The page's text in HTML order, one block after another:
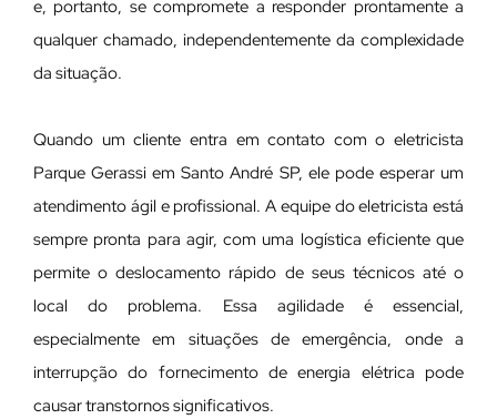
e, portanto, se compromete a responder prontamente a
qualquer chamado, independentemente da complexidade
da situação.
Quando um cliente entra em contato com o eletricista
Parque Gerassi em Santo André SP, ele pode esperar um
atendimento ágil e profissional. A equipe do eletricista está
sempre pronta para agir, com uma logística eficiente que
permite o deslocamento rápido de seus técnicos até o
local do problema. Essa agilidade é essencial,
especialmente em situações de emergência, onde a
interrupção do fornecimento de energia elétrica pode
causar transtornos significativos.